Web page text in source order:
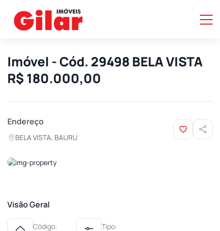
Imóvel - Cód. 29498 BELA VISTA
R$ 180.000,00
Endereço
BELA VISTA, BAURU
Visão Geral
Código:
Tipo: